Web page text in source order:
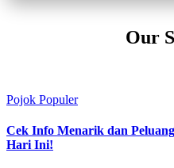
Our
Pojok Populer
Cek Info Menarik dan
Hari Ini!